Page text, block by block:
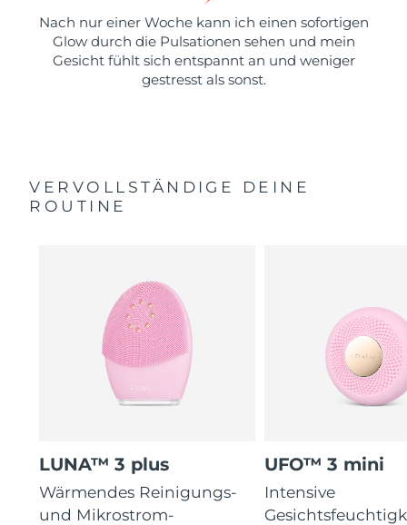
Nach nur einer Woche kann ich einen sofortigen
Glow durch die Pulsationen sehen und mein
Gesicht fühlt sich entspannt an und weniger
gestresst als sonst.
VERVOLLSTÄNDIGE DEINE
ROUTINE
LUNA™ 3 plus
Wärmendes Reinigungs-
und Mikrostrom-
UFO™ 3 mini
Intensive